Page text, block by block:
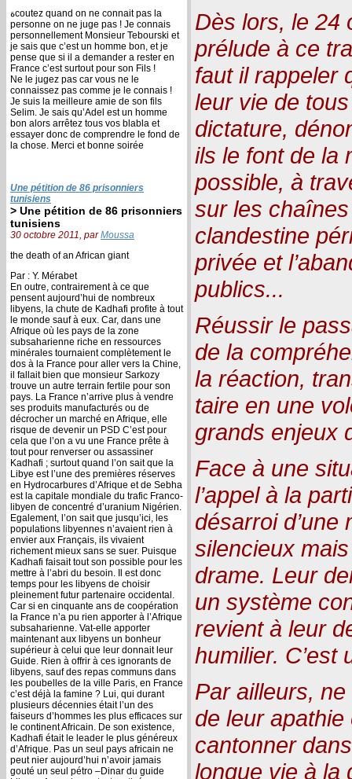
ةcoutez quand on ne connait pas la
personne on ne juge pas ! Je connais
personnellement Monsieur Tebourski et
je sais que c’est un homme bon, et je
pense que si il a demander a rester en
France c’est surtout pour son Fils !
Ne le jugez pas car vous ne le
connaissez pas comme je le connais !
Je suis la meilleure amie de son fils
Selim. Je sais qu’Adel est un homme
bon alors arrêtez tous vos blabla et
essayer donc de comprendre le fond de
la chose. Merci et bonne soirée
Une pétition de 86 prisonniers
tunisiens
> Une pétition de 86 prisonniers
tunisiens
30 octobre 2011, parMoussa
the death of an African giant
Par : Y. Mérabet
En outre, contrairement à ce que
pensent aujourd’hui de nombreux
libyens, la chute de Kadhafi profite à tout
le monde sauf à eux. Car, dans une
Afrique où les pays de la zone
subsaharienne riche en ressources
minérales tournaient complètement le
dos à la France pour aller vers la Chine,
il fallait bien que monsieur Sarkozy
trouve un autre terrain fertile pour son
pays. La France n’arrive plus à vendre
ses produits manufacturés ou de
décrocher un marché en Afrique, elle
risque de devenir un PSD C’est pour
cela que l’on a vu une France prête à
tout pour renverser ou assassiner
Kadhafi ; surtout quand l’on sait que la
Libye est l’une des premières réserves
en Hydrocarbures d’Afrique et de Sebha
est la capitale mondiale du trafic Franco-
libyen de concentré d’uranium Nigérien.
Egalement, l’on sait que jusqu’ici, les
populations libyennes n’avaient rien à
envier aux Français, ils vivaient
richement mieux sans se suer. Puisque
Kadhafi faisait tout son possible pour les
mettre à l’abri du besoin. Il est donc
temps pour les libyens de choisir
pleinement futur partenaire occidental.
Car si en cinquante ans de coopération
la France n’a pu rien apporter à l’Afrique
subsaharienne. Vat-elle apporter
maintenant aux libyens un bonheur
supérieur à celui que leur donnait leur
Guide. Rien à offrir à ces ignorants de
libyens, sauf des repas communs dans
les poubelles de la ville Paris, en France
c’est déjà la famine ? Lui, qui durant
plusieurs décennies était l’un des
faiseurs d’hommes les plus efficaces sur
le continent Africain. De son existence,
Kadhafi était le leader le plus généreux
d’Afrique. Pas un seul pays africain ne
peut nier aujourd’hui n’avoir jamais
gouté un seul pétro –Dinar du guide
Dès lors, le 24
prélude à ce
faut il rappeler
leur vie de
dictature,
ils le font de la
possible, à
sur les
clandestine
privée et
publics...
Réussir le
de la
la réaction,
taire en une
grands enjeux
Face à une
l’appel à la
désarroi d’une
silencieux
drame. Leur
un système
revient à leur
humilier. C’est
Par ailleurs,
de leur
cantonner
longue vie à la